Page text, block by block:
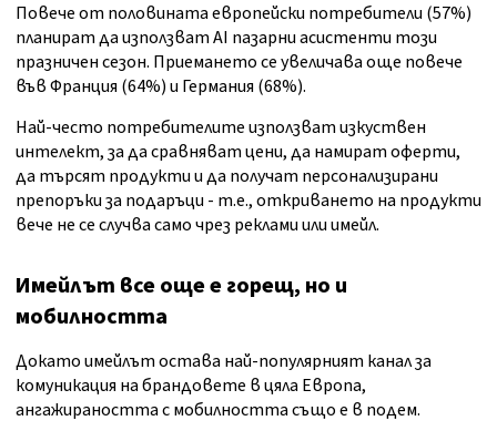
Повече от половината европейски потребители (57%)
планират да използват AI пазарни асистенти този
празничен сезон. Приемането се увеличава още повече
във Франция (64%) и Германия (68%).
Най-често потребителите използват изкуствен
интелект, за да сравняват цени, да намират оферти,
да търсят продукти и да получат персонализирани
препоръки за подаръци - т.е., откриването на продукти
вече не се случва само чрез реклами или имейл.
Имейлът все още е горещ, но и
мобилността
Докато имейлът остава най-популярният канал за
комуникация на брандовете в цяла Европа,
ангажираността с мобилността също е в подем.